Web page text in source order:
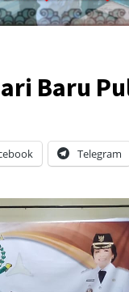
Baru
Telegram